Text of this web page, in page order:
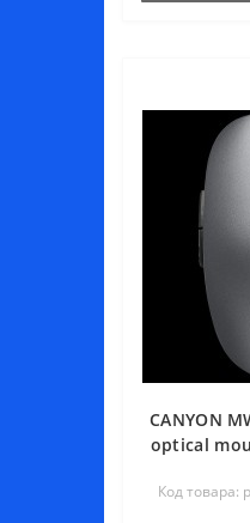
CANYON
optical
Код товара: